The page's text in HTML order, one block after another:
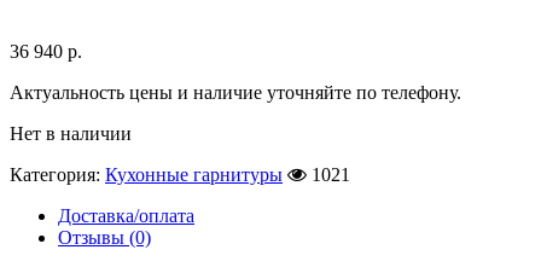
36 940 р.
Актуальность цены и наличие уточняйте по телефону.
Нет в наличии
Категория: Кухонные гарнитуры
1021
Доставка/оплата
Отзывы (0)